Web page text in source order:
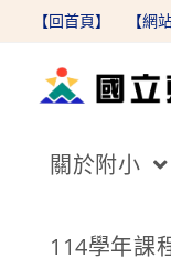
【回首頁】 【網
關於附小
114學年課